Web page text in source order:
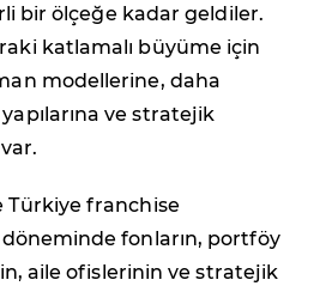
bir ölçeğe kadar geldiler.
katlamalı büyüme için
modellerine, daha
ve stratejik
Türkiye franchise
fonların, portföy
aile ofislerinin ve stratejik